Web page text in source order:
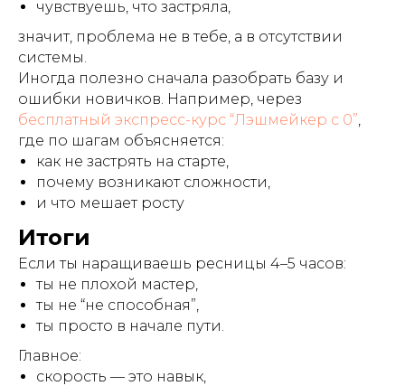
чувствуешь, что застряла,
значит, проблема не в тебе, а в отсутствии
системы.
Иногда полезно сначала разобрать базу и
ошибки новичков. Например, через
бесплатный экспресс-курс “Лэшмейкер с 0”,
где по шагам объясняется:
как не застрять на старте,
почему возникают сложности,
и что мешает росту
Итоги
Если ты наращиваешь ресницы 4–5 часов:
ты не плохой мастер,
ты не “не способная”,
ты просто в начале пути.
Главное:
скорость — это навык,